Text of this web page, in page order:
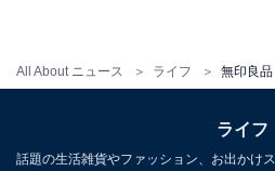
All About ニュース ライフ
ライフ
話題の生活雑貨やファッション、お出かけ